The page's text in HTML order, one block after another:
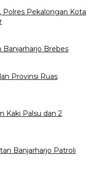
Pekalongan Kota
Banjarharjo Brebes
Provinsi Ruas
Kaki Palsu dan 2
Banjarharjo Patroli